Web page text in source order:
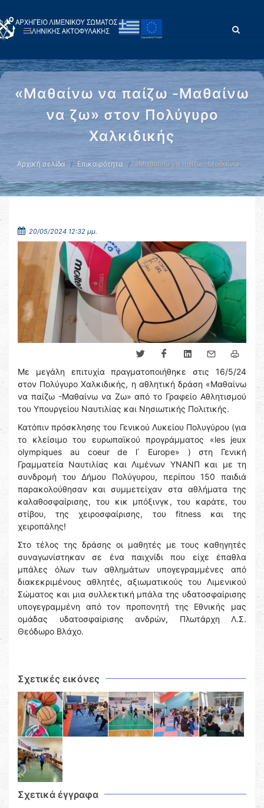
«Μαθαίνω να παίζω -Μαθαίνω
να ζω» στον Πολύγυρο
Χαλκιδικής
Αρχική σελίδα Επικαιρότητα «Μαθαίνω να παίζω -Μαθαίνω …
20/05/2024 12:32 μμ.
Με μεγάλη επιτυχία πραγματοποιήθηκε στις 16/5/24
στον Πολύγυρο Χαλκιδικής, η αθλητική δράση «Μαθαίνω
να παίζω -Μαθαίνω να Ζω» από το Γραφείο Αθλητισμού
του Υπουργείου Ναυτιλίας και Νησιωτικής Πολιτικής.
Κατόπιν πρόσκλησης του Γενικού Λυκείου Πολυγύρου (για
το κλείσιμο του ευρωπαϊκού προγράμματος «les jeux
olympiques au coeur de l΄ Europe» ) στη Γενική
Γραμματεία Ναυτιλίας και Λιμένων ΥΝΑΝΠ και με τη
συνδρομή του Δήμου Πολύγυρου, περίπου 150 παιδιά
παρακολούθησαν και συμμετείχαν στα αθλήματα της
καλαθοσφαίρισης, του κικ μπόξινγκ, του καράτε, του
στίβου, της χειροσφαίρισης, του fitness και της
χειροπάλης!
Στο τέλος της δράσης οι μαθητές με τους καθηγητές
συναγωνίστηκαν σε ένα παιχνίδι που είχε έπαθλα
μπάλες όλων των αθλημάτων υπογεγραμμένες από
διακεκριμένους αθλητές, αξιωματικούς του Λιμενικού
Σώματος και μια συλλεκτική μπάλα της υδατοσφαίρισης
υπογεγραμμένη από τον προπονητή της Εθνικής μας
ομάδας υδατοσφαίρισης ανδρών, Πλωτάρχη Λ.Σ.
Θεόδωρο Βλάχο.
Σχετικές εικόνες
Σχετικά έγγραφα